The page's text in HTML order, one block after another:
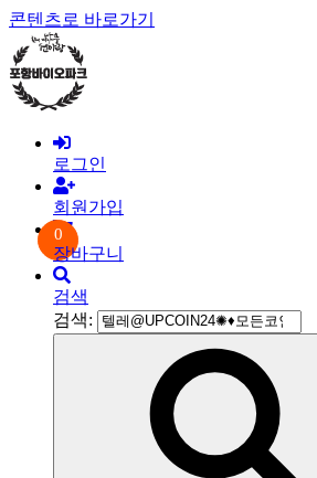
콘텐츠로 바로가기
로그인
회원가입
0
장바구니
검색
검색: